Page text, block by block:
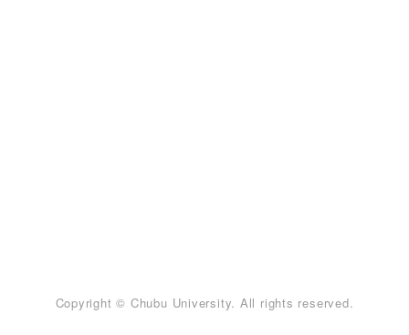
Copyright © Chubu University. All rights reserved.